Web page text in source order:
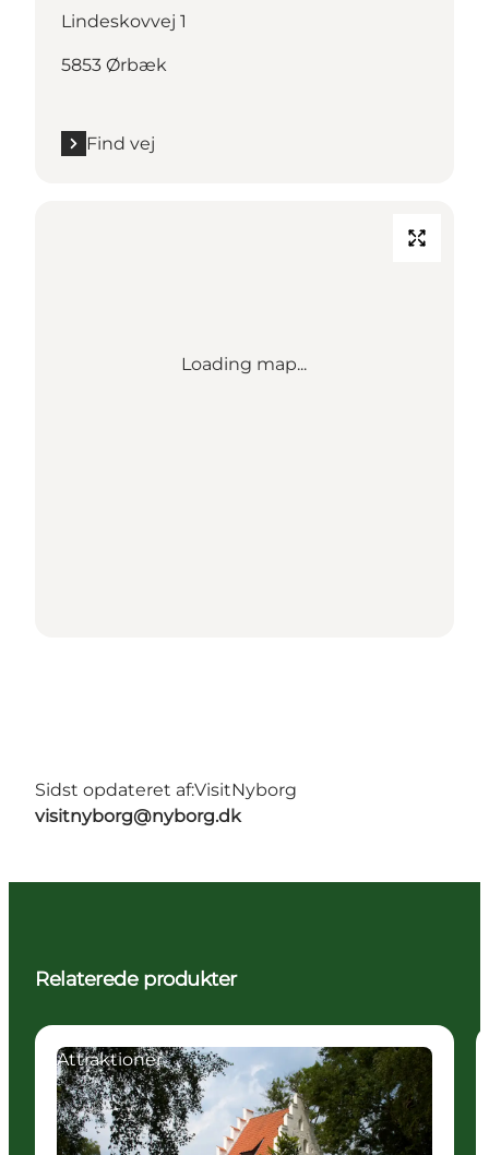
Lindeskovvej 1
5853 Ørbæk
Find vej
Loading map...
Sidst opdateret af:VisitNyborg
visitnyborg@nyborg.dk
Relaterede produkter
Attraktioner